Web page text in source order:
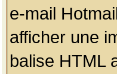
e-mail
afficher une
balise HTML